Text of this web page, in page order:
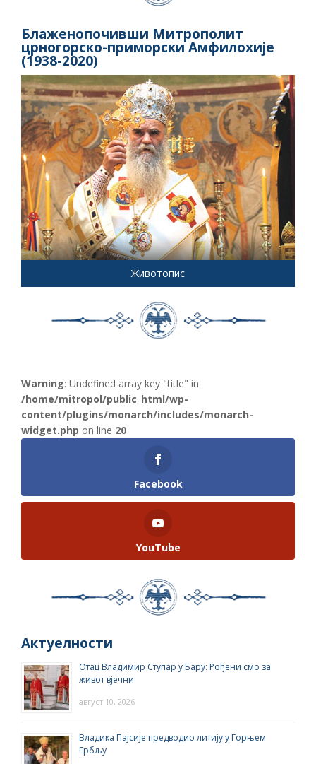
Блаженопочивши Митрополит
црногорско-приморски Амфилохије
(1938-2020)
Животопис
Warning: Undefined array key "title" in
/home/mitropol/public_html/wp-
content/plugins/monarch/includes/monarch-
widget.php on line 20
Facebook
YouTube
Актуелности
Отац Владимир Ступар у Бару: Рођени смо за
живот вјечни
август 10, 2026
Владика Пајсије предводио литију у Горњем
Грбљу